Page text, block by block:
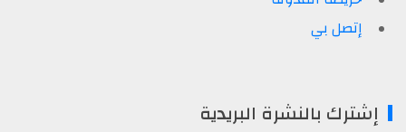
إتصل بي
إشترك بالنشرة البريدية